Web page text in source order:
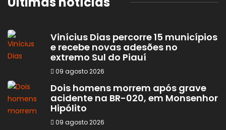
Vinícius Dias percorre 15 municípios
e recebe novas adesões no
extremo Sul do Piauí
09 agosto 2026
Dois homens morrem após grave
acidente na BR-020, em Monsenhor
Hipólito
09 agosto 2026